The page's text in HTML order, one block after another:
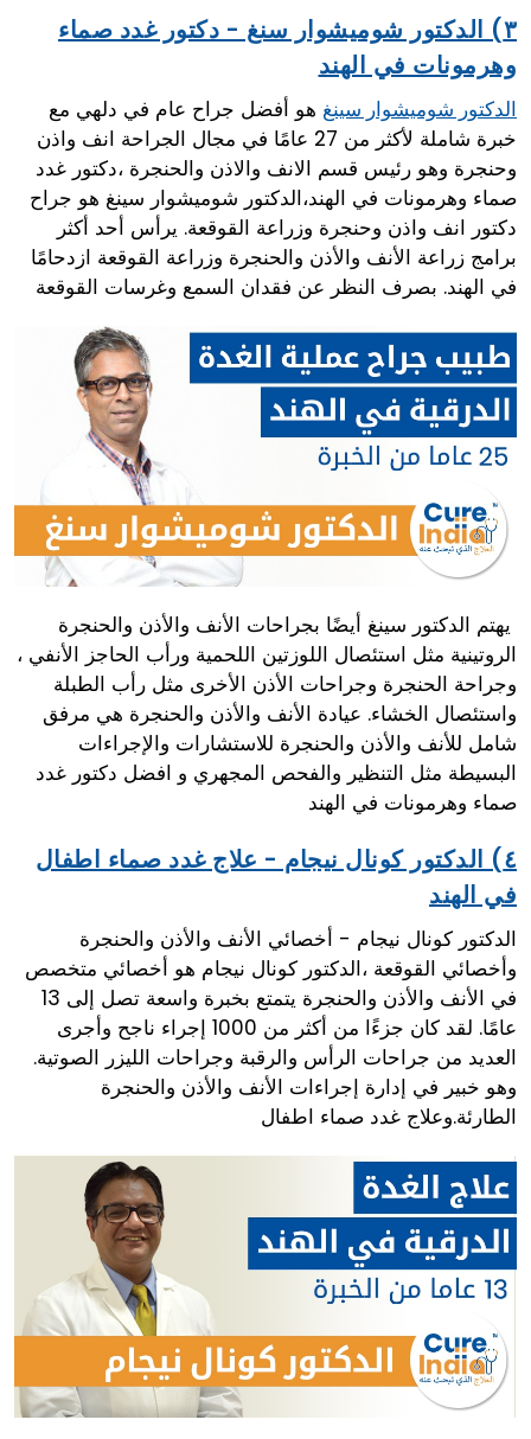
٣) الدكتور شوميشوار سنغ - دكتور غدد صماء
وهرمونات في الهند
الدكتور شوميشوار سينغ هو أفضل جراح عام في دلهي مع
خبرة شاملة لأكثر من 27 عامًا في مجال الجراحة انف واذن
وحنجرة وهو رئيس قسم الانف والاذن والحنجرة ،دكتور غدد
صماء وهرمونات في الهند،الدكتور شوميشوار سينغ هو جراح
دكتور انف واذن وحنجرة وزراعة القوقعة. يرأس أحد أكثر
برامج زراعة الأنف والأذن والحنجرة وزراعة القوقعة ازدحامًا
في الهند. بصرف النظر عن فقدان السمع وغرسات القوقعة
يهتم الدكتور سينغ أيضًا بجراحات الأنف والأذن والحنجرة
الروتينية مثل استئصال اللوزتين اللحمية ورأب الحاجز الأنفي ،
وجراحة الحنجرة وجراحات الأذن الأخرى مثل رأب الطبلة
واستئصال الخشاء. عيادة الأنف والأذن والحنجرة هي مرفق
شامل للأنف والأذن والحنجرة للاستشارات والإجراءات
البسيطة مثل التنظير والفحص المجهري و افضل دكتور غدد
صماء وهرمونات في الهند
٤) الدكتور كونال نيجام - علاج غدد صماء اطفال
في الهند
الدكتور كونال نيجام - أخصائي الأنف والأذن والحنجرة
وأخصائي القوقعة ،الدكتور كونال نيجام هو أخصائي متخصص
في الأنف والأذن والحنجرة يتمتع بخبرة واسعة تصل إلى 13
عامًا. لقد كان جزءًا من أكثر من 1000 إجراء ناجح وأجرى
العديد من جراحات الرأس والرقبة وجراحات الليزر الصوتية.
وهو خبير في إدارة إجراءات الأنف والأذن والحنجرة
الطارئة.وعلاج غدد صماء اطفال